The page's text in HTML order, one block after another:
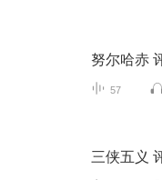
努尔哈赤
57
三侠五义